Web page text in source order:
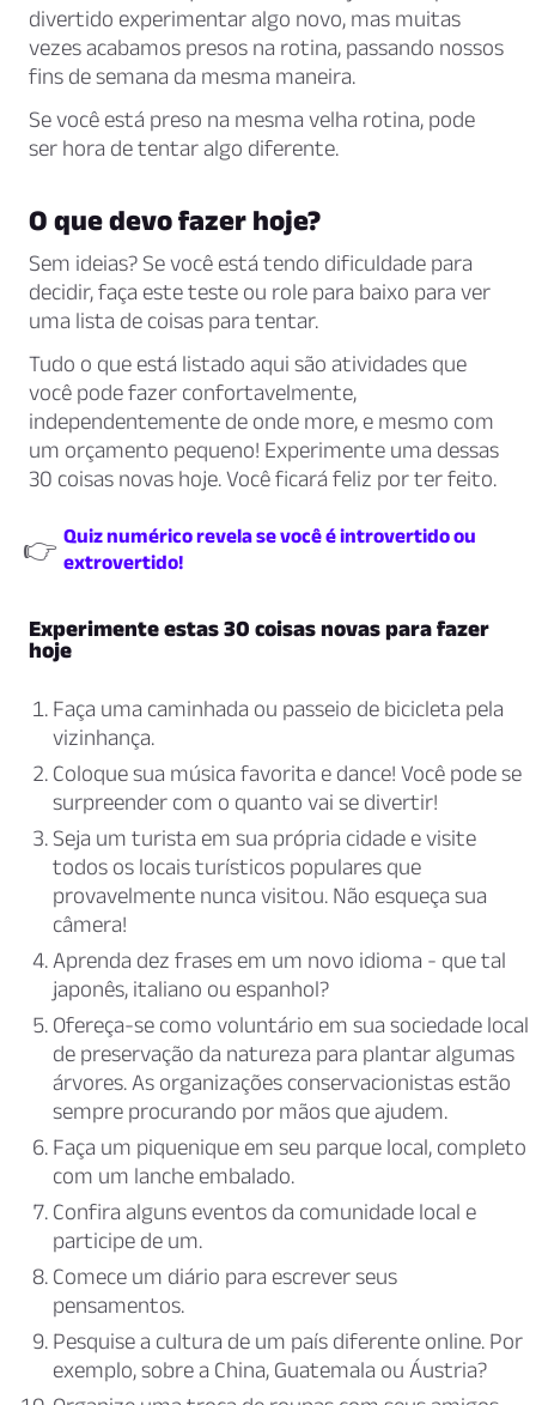
divertido experimentar algo novo, mas muitas
vezes acabamos presos na rotina, passando nossos
fins de semana da mesma maneira.
Se você está preso na mesma velha rotina, pode
ser hora de tentar algo diferente.
O que devo fazer hoje?
Sem ideias? Se você está tendo dificuldade para
decidir, faça este teste ou role para baixo para ver
uma lista de coisas para tentar.
Tudo o que está listado aqui são atividades que
você pode fazer confortavelmente,
independentemente de onde more, e mesmo com
um orçamento pequeno! Experimente uma dessas
30 coisas novas hoje. Você ficará feliz por ter feito.
👉 Quiz numérico revela se você é introvertido ou
extrovertido!
Experimente estas 30 coisas novas para fazer
hoje
Faça uma caminhada ou passeio de bicicleta pela
vizinhança.
Coloque sua música favorita e dance! Você pode se
surpreender com o quanto vai se divertir!
Seja um turista em sua própria cidade e visite
todos os locais turísticos populares que
provavelmente nunca visitou. Não esqueça sua
câmera!
Aprenda dez frases em um novo idioma - que tal
japonês, italiano ou espanhol?
Ofereça-se como voluntário em sua sociedade local
de preservação da natureza para plantar algumas
árvores. As organizações conservacionistas estão
sempre procurando por mãos que ajudem.
Faça um piquenique em seu parque local, completo
com um lanche embalado.
Confira alguns eventos da comunidade local e
participe de um.
Comece um diário para escrever seus
pensamentos.
Pesquise a cultura de um país diferente online. Por
exemplo, sobre a China, Guatemala ou Áustria?